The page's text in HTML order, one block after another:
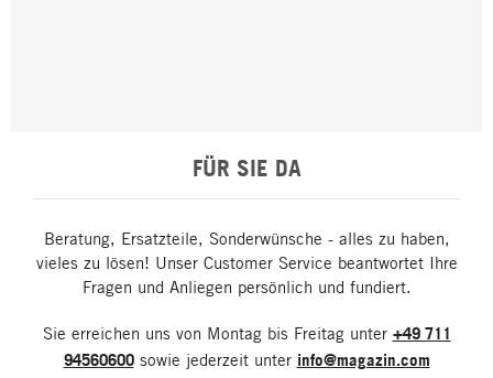
FÜR SIE DA
Beratung, Ersatzteile, Sonderwünsche - alles zu haben,
vieles zu lösen! Unser Customer Service beantwortet Ihre
Fragen und Anliegen persönlich und fundiert.
Sie erreichen uns von Montag bis Freitag unter +49 711
94560600sowie jederzeit unter info@magazin.com